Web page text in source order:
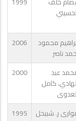
محمود
ناصر
2006
عبد
كامل
2000
ر. شبيحل 1995